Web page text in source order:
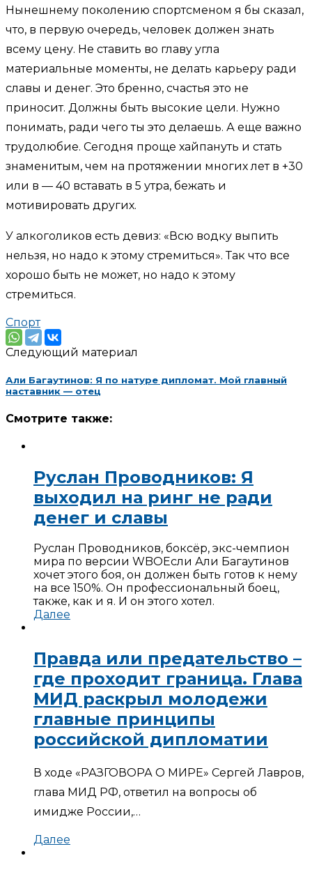
Нынешнему поколению спортсменом я бы сказал,
что, в первую очередь, человек должен знать
всему цену. Не ставить во главу угла
материальные моменты, не делать карьеру ради
славы и денег. Это бренно, счастья это не
приносит. Должны быть высокие цели. Нужно
понимать, ради чего ты это делаешь. А еще важно
трудолюбие. Сегодня проще хайпануть и стать
знаменитым, чем на протяжении многих лет в +30
или в — 40 вставать в 5 утра, бежать и
мотивировать других.
У алкоголиков есть девиз: «Всю водку выпить
нельзя, но надо к этому стремиться». Так что все
хорошо быть не может, но надо к этому
стремиться.
Спорт
Следующий материал
Али Багаутинов: Я по натуре дипломат. Мой главный
наставник — отец
Смотрите также:
Руслан Проводников: Я
выходил на ринг не ради
денег и славы
Руслан Проводников, боксёр, экс-чемпион
мира по версии WBOЕсли Али Багаутинов
хочет этого боя, он должен быть готов к нему
на все 150%. Он профессиональный боец,
также, как и я. И он этого хотел.
Далее
Правда или предательство –
где проходит граница. Глава
МИД раскрыл молодежи
главные принципы
российской дипломатии
В ходе «РАЗГОВОРА О МИРЕ» Сергей Лавров,
глава МИД РФ, ответил на вопросы об
имидже России,…
Далее